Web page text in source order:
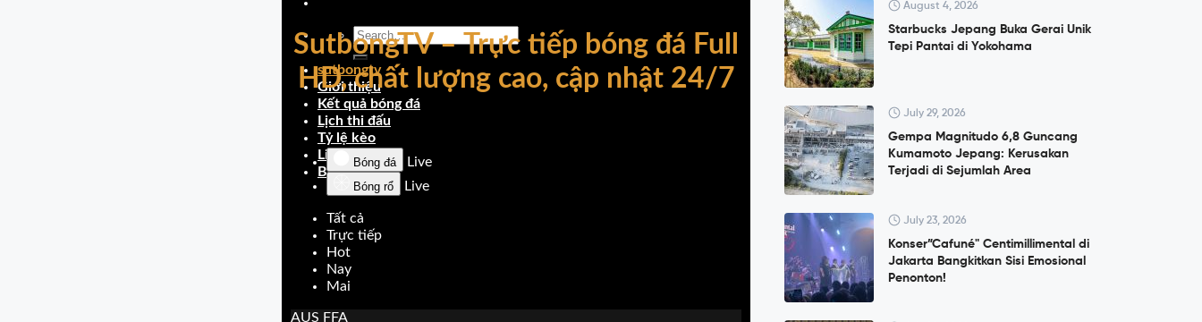
August 4, 2026
Starbucks Jepang Buka Gerai Unik
Tepi Pantai di Yokohama
July 29, 2026
Gempa Magnitudo 6,8 Guncang
Kumamoto Jepang: Kerusakan
Terjadi di Sejumlah Area
July 23, 2026
Konser”Cafuné" Centimillimental di
Jakarta Bangkitkan Sisi Emosional
Penonton!